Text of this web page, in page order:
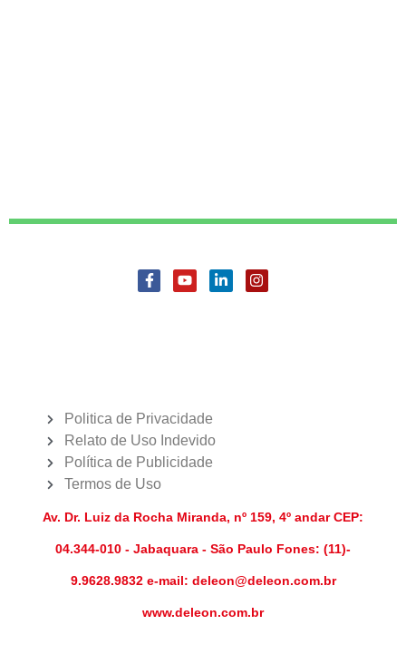
Politica de Privacidade
Relato de Uso Indevido
Política de Publicidade
Termos de Uso
Av. Dr. Luiz da Rocha Miranda, nº 159, 4º andar CEP:
04.344-010 - Jabaquara - São Paulo Fones: (11)-
9.9628.9832 e-mail: deleon@deleon.com.br
www.deleon.com.br